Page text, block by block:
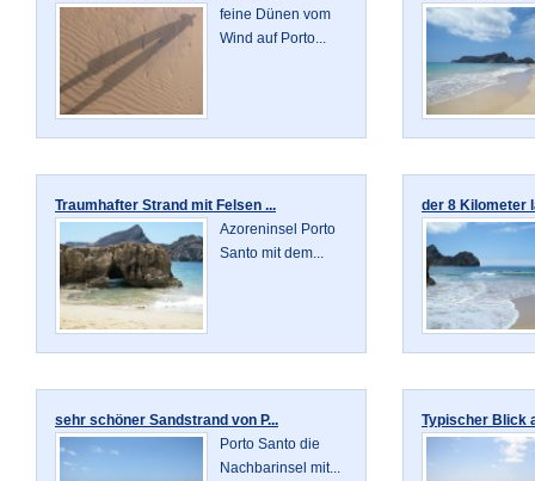
feine Dünen vom
Wind auf Porto...
Traumhafter Strand mit Felsen ...
Azoreninsel Porto
Santo mit dem...
der 8 Kilometer
sehr schöner Sandstrand von P...
Porto Santo die
Nachbarinsel mit...
Typischer Blick